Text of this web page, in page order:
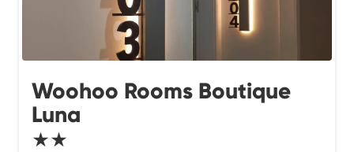
Woohoo Rooms Boutique
Luna
★★